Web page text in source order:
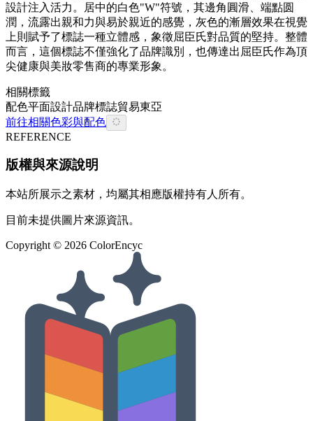
設計注入活力。居中的白色"W"符號，其邊角圓滑、端點圆
潤，流露出親和力與易於親近的感覺，灰色的漸層效果在視覺
上則賦予了標誌一種立體感，象徵屈臣氏對品質的堅持。整體
而言，這個標誌不僅強化了品牌識別，也傳達出屈臣氏作為頂
尖健康與美妝零售商的專業形象。
相關標籤
配色平面設計品牌標誌貿易東亞
前往相關色彩與配色
REFERENCE
版權與來源說明
本站所展示之素材，均屬其相應版權持有人所有。
目前未提供圖片來源資訊。
Copyright © 2026 ColorEncyc